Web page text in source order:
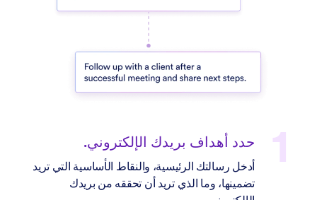
خصص إعداداتك.
اختر لغتك المفضلة، ونبرة الحديث (رسمية أو غير
رسمية)، ومستوى التحفيز، وطول الرسالة.